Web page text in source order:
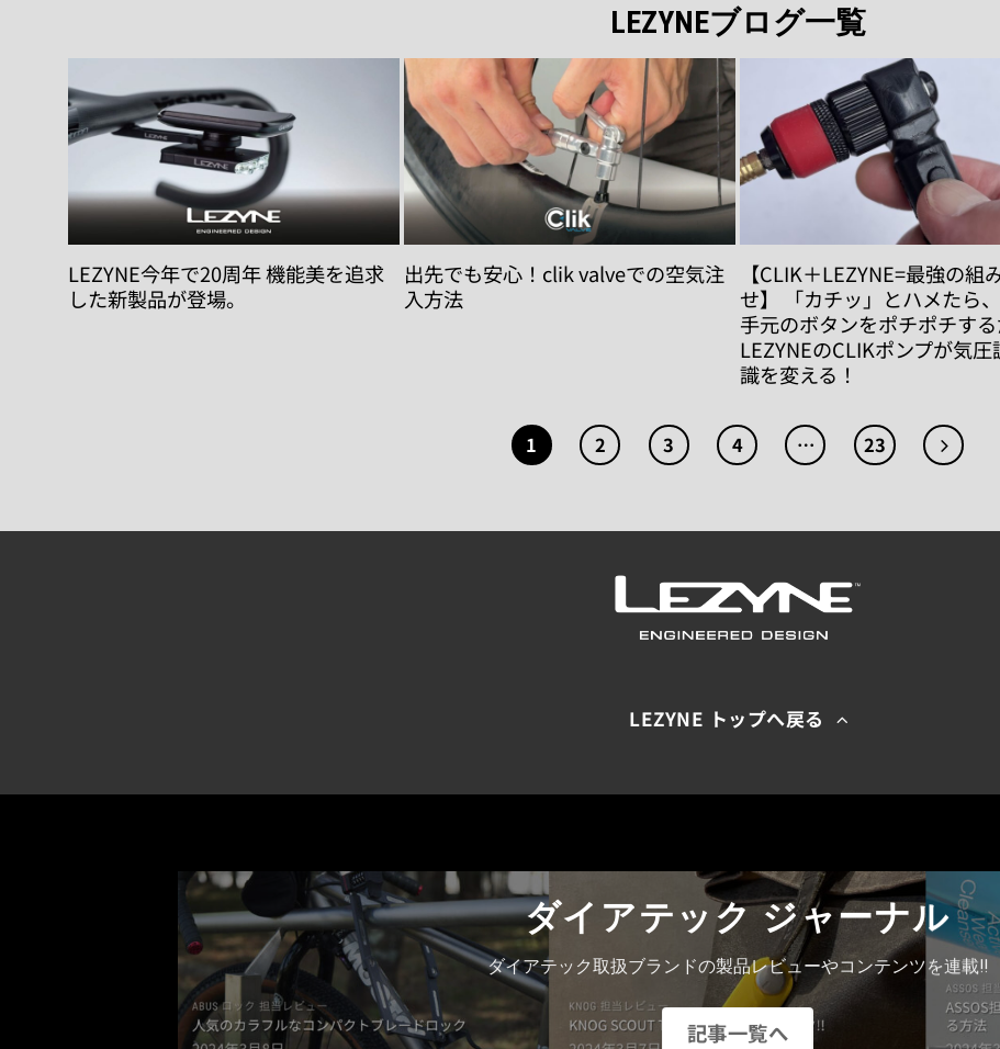
LEZYNEブログ一覧
LEZYNE今年で20周年 機能美を追求
した新製品が登場。
出先でも安心！clik valveでの空気注
入方法
【CLIK＋LEZYNE=最強の組
せ】 「カチッ」とハメたら
手元のボタンをポチポチする
LEZYNEのCLIKポンプが気圧
識を変える！
1 2 3 4 … 23
LEZYNE トップへ戻る
ダイアテック ジャーナル
ダイアテック取扱ブランドの製品レビューやコンテンツを連載!!
記事一覧へ